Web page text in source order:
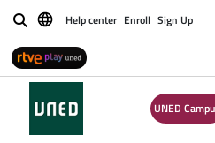
BuscarHelp center Enroll Sign Up
UNED